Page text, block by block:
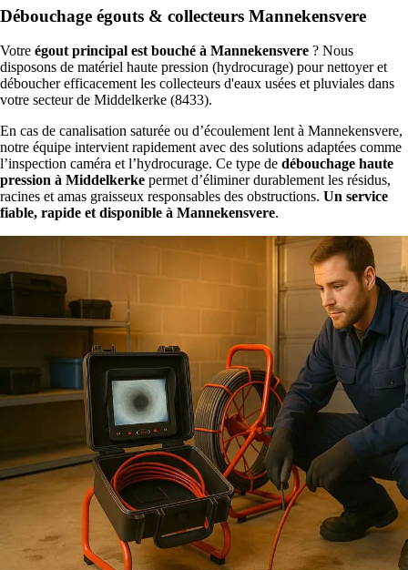
Débouchage égouts & collecteurs Mannekensvere
Votre égout principal est bouché à Mannekensvere ? Nous
disposons de matériel haute pression (hydrocurage) pour nettoyer et
déboucher efficacement les collecteurs d'eaux usées et pluviales dans
votre secteur de Middelkerke (8433).
En cas de canalisation saturée ou d’écoulement lent à Mannekensvere,
notre équipe intervient rapidement avec des solutions adaptées comme
l’inspection caméra et l’hydrocurage. Ce type de débouchage haute
pression à Middelkerke permet d’éliminer durablement les résidus,
racines et amas graisseux responsables des obstructions. Un service
fiable, rapide et disponible à Mannekensvere.